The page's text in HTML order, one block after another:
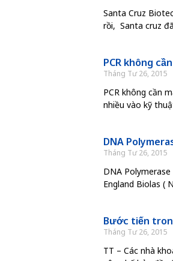
Santa Cruz
rồi, Santa cruz
PCR không
Tháng Tư 26, 2015
PCR không cần
nhiều vào kỹ
DNA
Tháng Tư 26, 2015
DNA
England Biolas (
Bước tiến
Tháng Tư 26, 2015
TT – Các nhà